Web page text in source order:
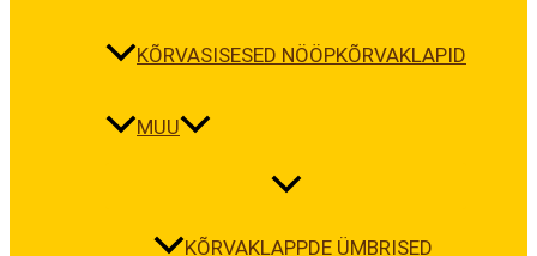
KÕRVASISESED NÖÖPKÕRVAKLAPID
MUU
KÕRVAKLAPPDE ÜMBRISED